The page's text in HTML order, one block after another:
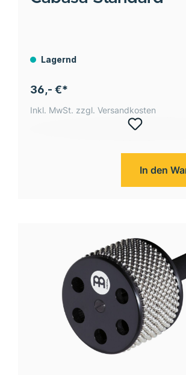
Lagernd
36,- €*
Inkl. MwSt. zzgl. Versandkosten
In den